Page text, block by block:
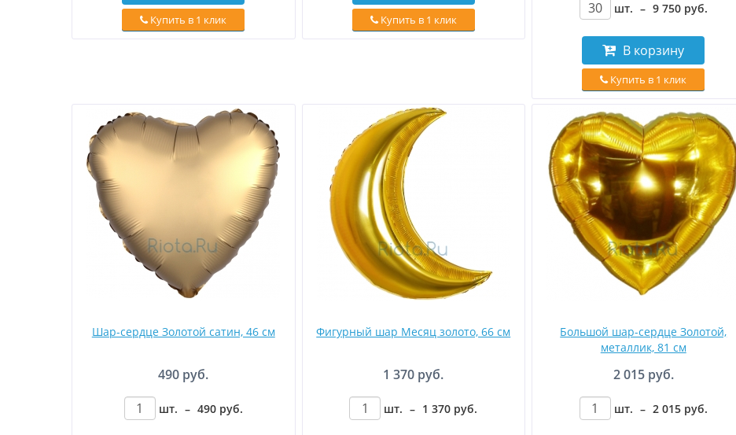
Купить в 1 клик Купить в 1 клик
шт. – 9 750 руб.
В корзину
Купить в 1 клик
Шар-сердце Золотой сатин, 46 см
490 руб.
шт. – 490 руб.
Фигурный шар Месяц золото, 66 см
1 370 руб.
шт. – 1 370 руб.
Большой шар-сердце Золотой,
металлик, 81 см
2 015 руб.
шт. – 2 015 руб.